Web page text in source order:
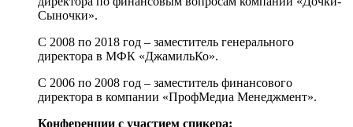
Сыночки».
С 2008 по 2018 год – заместитель генерального
директора в МФК «ДжамильКо».
С 2006 по 2008 год – заместитель финансового
директора в компании «ПрофМедиа Менеджмент».
Конференции с участием спикера: